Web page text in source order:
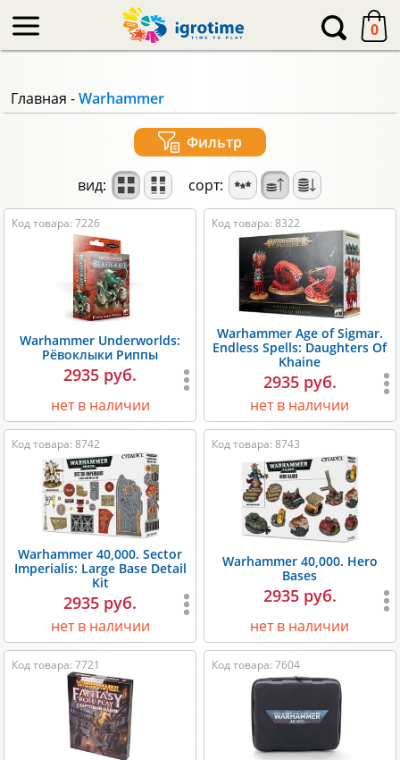
0
Главная - Warhammer
Фильтр
вид: сорт:
Код товара: 7226
Warhammer Underworlds:
Рёвоклыки Риппы
2935 руб.
нет в наличии
Код товара: 8322
Warhammer Age of Sigmar.
Endless Spells: Daughters Of
Khaine
2935 руб.
нет в наличии
Код товара: 8742
Warhammer 40,000. Sector
Imperialis: Large Base Detail
Kit
2935 руб.
нет в наличии
Код товара: 8743
Warhammer 40,000. Hero
Bases
2935 руб.
нет в наличии
Код товара: 7721 Код товара: 7604